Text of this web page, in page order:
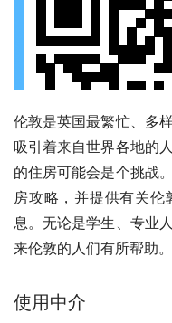
伦敦是英国最繁忙、多
吸引着来自世界各地的
的住房可能会是个挑战
房攻略，并提供有关
息。无论是学生、专业
来伦敦的人们有所帮助。
使用中介